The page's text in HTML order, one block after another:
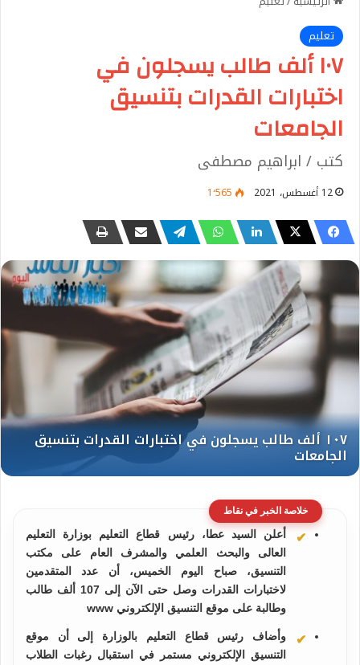
تعليم
١٠٧ ألف طالب يسجلون في
اختبارات القدرات بتنسيق
الجامعات
كتب / ابراهيم مصطفى
12 أغسطس، 2021 1٬565
خلاصة الخبر في نقاط
أعلن السيد عطا، رئيس قطاع التعليم بوزارة التعليم
العالى والبحث العلمي والمشرف العام على مكتب
التنسيق، صباح اليوم الخميس، أن عدد المتقدمين
لاختبارات القدرات وصل حتى الآن إلى 107 ألف طالب
وطالبة على موقع التنسيق الإلكتروني www
وأضاف رئيس قطاع التعليم بالوزارة إلى أن موقع
التنسيق الإلكتروني مستمر في استقبال رغبات الطلاب